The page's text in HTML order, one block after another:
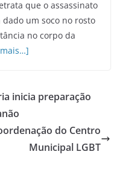
que o assassinato
um soco no rosto
no corpo da
inicia preparação
do Centro
Municipal LGBT